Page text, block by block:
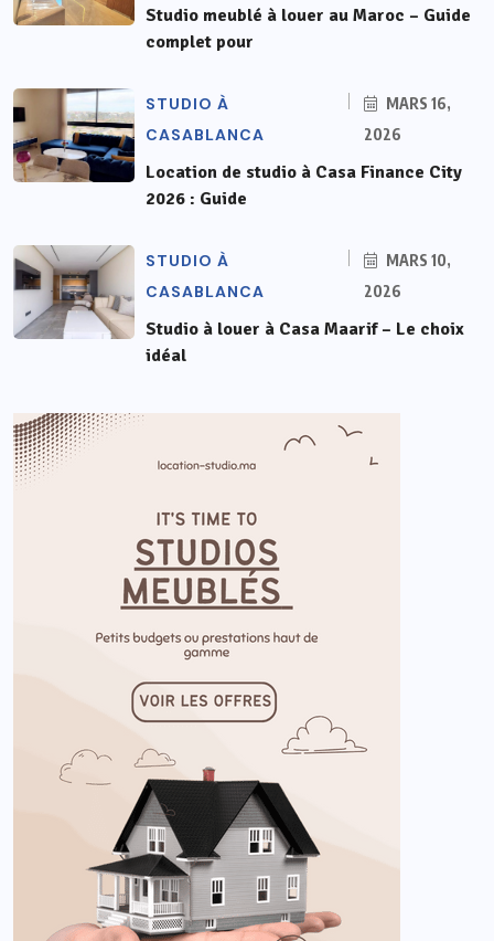
Studio meublé à louer au Maroc – Guide
complet pour
STUDIO À
CASABLANCA
MARS 16,
2026
Location de studio à Casa Finance City
2026 : Guide
STUDIO À
CASABLANCA
MARS 10,
2026
Studio à louer à Casa Maarif – Le choix
idéal